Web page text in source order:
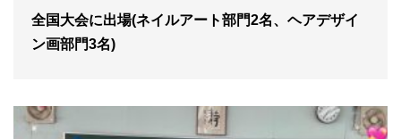
全国大会に出場(ネイルアート部門2名、ヘアデザイ
ン画部門3名)